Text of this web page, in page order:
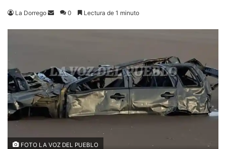
La Dorrego
Send0 Lectura de 1 minuto
FOTO LA VOZ DEL PUEBLO